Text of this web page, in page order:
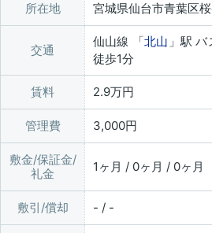
所在地 宮城県仙台市青葉区
交通
仙山線 「北山 」駅
徒歩1分
賃料 2.9万円
管理費 3,000円
敷金/保証金/
礼金
1ヶ月 / 0ヶ月 / 0ヶ月
敷引/償却 - / -